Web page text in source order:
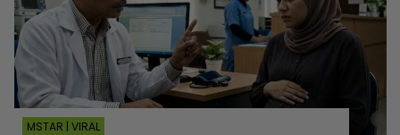
MSTAR | VIRAL